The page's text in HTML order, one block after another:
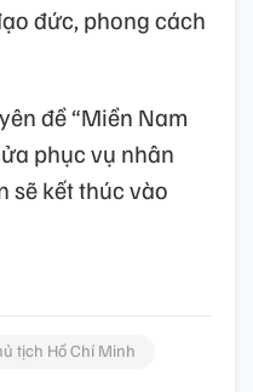
đức, phong cách
đề “Miền Nam
phục vụ nhân
sẽ kết thúc vào
tịch Hồ Chí Minh